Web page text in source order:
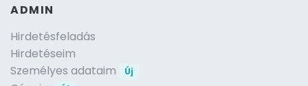
ADMIN
Hirdetésfeladás
Hirdetéseim
Személyes adataim
Új